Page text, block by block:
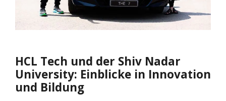
HCL Tech und der Shiv Nadar
University: Einblicke in Innovation
und Bildung